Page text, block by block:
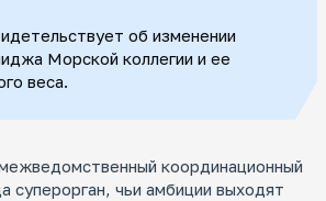
об изменении
Морской коллегии и ее
веса.
координационный
суперорган, чьи амбиции выходят